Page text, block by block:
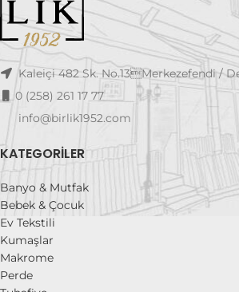
Kaleiçi 482 Sk. No.13Merkezefendi /
0 (258) 261 17 77
info@birlik1952.com
KATEGORILER
Banyo & Mutfak
Bebek & Çocuk
Ev Tekstili
Kumaşlar
Makrome
Perde